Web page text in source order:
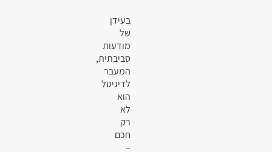
בעידן
של
מודעות
סביבתית,
המעבר
לדיגיטל
הוא
לא
רק
חכם
–